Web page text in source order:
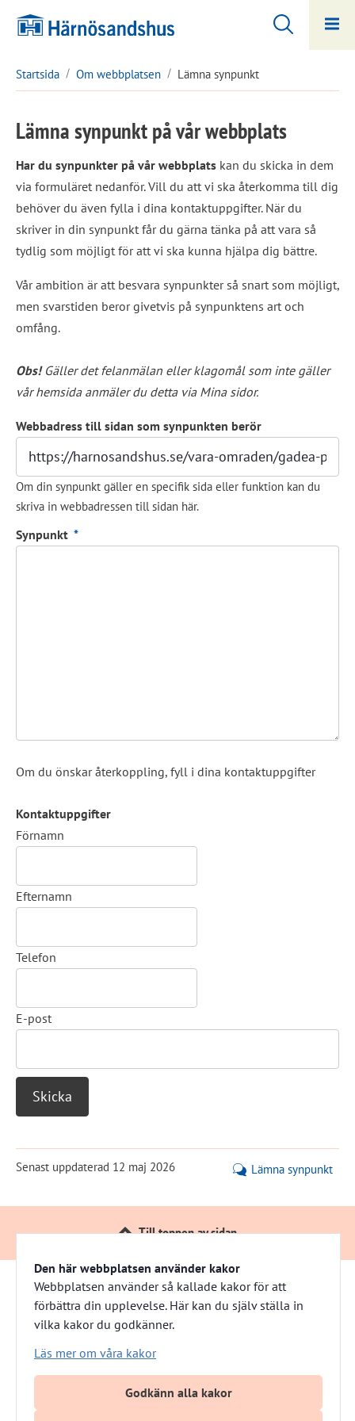
Den här webbplatsen använder kakor
Webbplatsen använder så kallade kakor för att
förbättra din upplevelse. Här kan du själv ställa in
vilka kakor du godkänner.
Läs mer om våra kakor
Godkänn alla kakor
Startsida Om webbplatsen Lämna synpunkt
Lämna synpunkt på vår webbplats
Har du synpunkter på vår webbplats kan du skicka in dem
via formuläret nedanför. Vill du att vi ska återkomma till dig
behöver du även fylla i dina kontaktuppgifter. När du
skriver in din synpunkt får du gärna tänka på att vara så
tydlig som möjligt för att vi ska kunna hjälpa dig bättre.
Vår ambition är att besvara synpunkter så snart som möjligt,
men svarstiden beror givetvis på synpunktens art och
omfång.
Obs! Gäller det felanmälan eller klagomål som inte gäller
vår hemsida anmäler du detta via Mina sidor.
Webbadress till sidan som synpunkten berör
Om din synpunkt gäller en specifik sida eller funktion kan du
skriva in webbadressen till sidan här.
Synpunkt *(obligatorisk)
Om du önskar återkoppling, fyll i dina kontaktuppgifter
Kontaktuppgifter
Kontaktuppgifter
Förnamn
Efternamn
Telefon
E-post
Senast uppdaterad 12 maj 2026 Lämna synpunkt
Till toppen av sidan
Härnösandshus
Växel: 0611-882 00
E-post: info@harnosandshus.se